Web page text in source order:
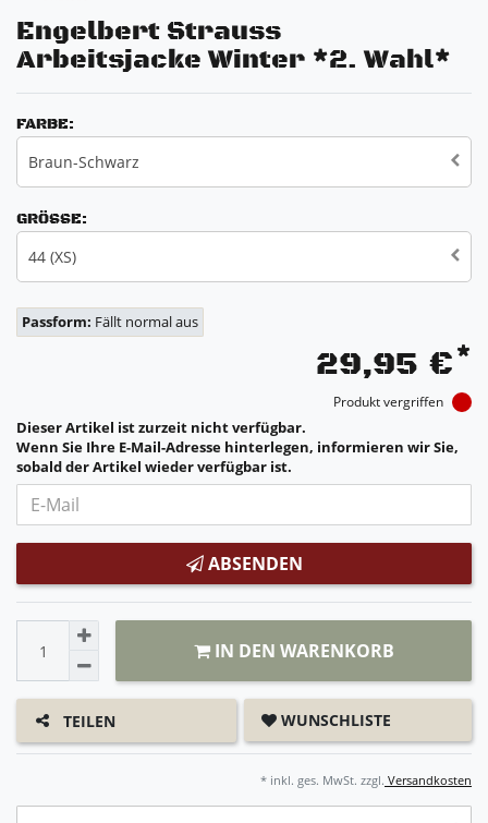
Engelbert Strauss
Arbeitsjacke Winter *2. Wahl*
FARBE:
Braun-Schwarz
GRÖSSE:
44 (XS)
Passform: Fällt normal aus
29,95 €*
Produkt vergriffen
Dieser Artikel ist zurzeit nicht verfügbar.
Wenn Sie Ihre E-Mail-Adresse hinterlegen, informieren wir Sie,
sobald der Artikel wieder verfügbar ist.
ABSENDEN
IN DEN WARENKORB
TEILEN WUNSCHLISTE
* inkl. ges. MwSt. zzgl. Versandkosten